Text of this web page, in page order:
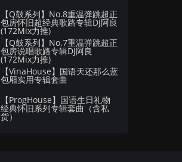
【Q鼓系列】No.8重温弹跳超正
包房怀旧超经典歌路专辑DJ阿良
(172Mix力推)
【Q鼓系列】No.7重温弹跳超正
包房说唱歌路专辑DJ阿良
(172Mix力推)
【VinaHouse】国语天还那么蓝
包厢实用专辑套曲
【ProgHouse】国语生日礼物
经典怀旧系列专辑套曲（含私
货）